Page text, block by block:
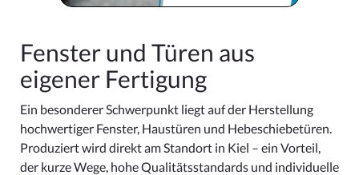
Fenster und Türen aus
eigener Fertigung
Ein besonderer Schwerpunkt liegt auf der Herstellung
hochwertiger Fenster, Haustüren und Hebeschiebetüren.
Produziert wird direkt am Standort in Kiel – ein Vorteil,
der kurze Wege, hohe Qualitätsstandards und individuelle